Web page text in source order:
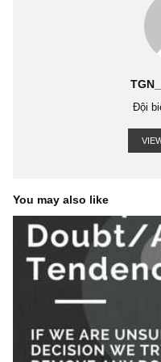
khổng lồ đầy ghen tỵ;
nhiều người không còn
Song nếu trong ngành
(investment) nó không có
tất cả mọi người đều
BANK FAILURES BANKING
MANAGEMENT BUFFETT
CASH COMMERCIAL
CYCLES ALWAYS
DON'T DO STUPID THINGS IN
FRUGALITY
HOWARD MARKS
JPMORGAN CHASE
JUNK
PATIENCE
PATIENT